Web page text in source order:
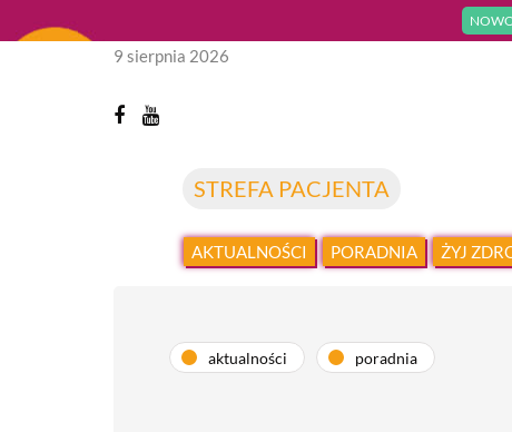
STREFA PACJENTA
9 sierpnia 2026
AKTUALNOŚCI PORADNIA ŻYJ
aktualności poradnia